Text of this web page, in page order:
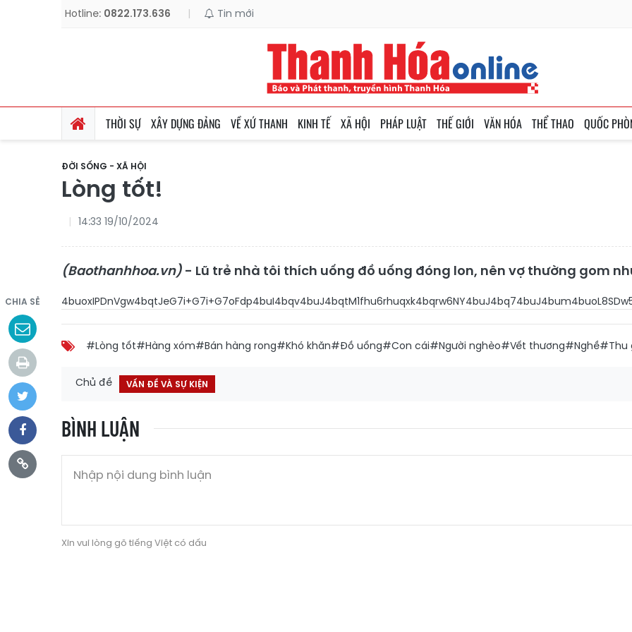
Hotline: 0822.173.636 | Tin mới
THỜI SỰ XÂY DỰNG ĐẢNG VỀ XỨ THANH KINH TẾ XÃ HỘI PHÁP LUẬT THẾ GIỚI VĂN HÓA THỂ THAO QUỐC
ĐỜI SỐNG - XÃ HỘI
Lòng tốt!
14:33 19/10/2024
(Baothanhhoa.vn) - Lũ trẻ nhà tôi thích uống đồ uống đóng lon, nên vợ thường gom
CHIA SẺ
#Lòng tốt#Hàng xóm#Bán hàng rong#Khó khăn#Đồ uống#Con cái#Người nghèo#Vết thương#Nghề#Thu
Chủ đề VẤN ĐỀ VÀ SỰ KIỆN
BÌNH LUẬN
Xin vui lòng gõ tiếng Việt có dấu